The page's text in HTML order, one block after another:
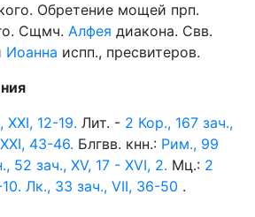
Обретение мощей прп.
Сщмч. Алфея диакона. Свв.
Иоанна испп., пресвитеров.
XXI, 12-19. Лит. - 2 Кор., 167 зач.,
43-46. Блгвв. кнн.: Рим., 99
52 зач., XV, 17 - XVI, 2. Мц.: 2
Лк., 33 зач., VII, 36-50 .